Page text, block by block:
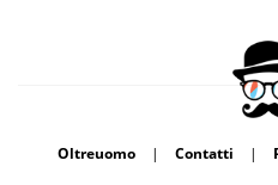
Oltreuomo | Contatti |